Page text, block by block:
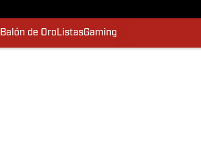
Balón de Oro ListasGaming